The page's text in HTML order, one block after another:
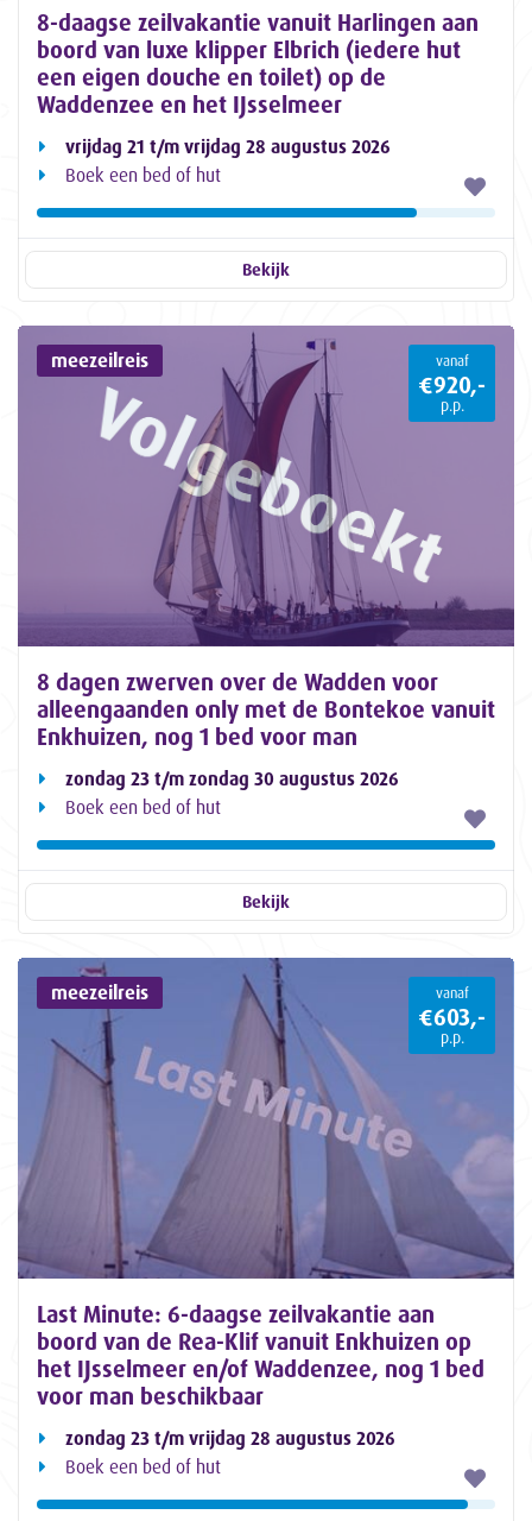
8-daagse zeilvakantie vanuit Harlingen aan
boord van luxe klipper Elbrich (iedere hut
een eigen douche en toilet) op de
Waddenzee en het IJsselmeer
vrijdag 21 t/m vrijdag 28 augustus 2026
Boek een bed of hut
Bekijk
meezeilreis vanaf
€920,-
p.p.
8 dagen zwerven over de Wadden voor
alleengaanden only met de Bontekoe vanuit
Enkhuizen, nog 1 bed voor man
zondag 23 t/m zondag 30 augustus 2026
Boek een bed of hut
Bekijk
meezeilreis vanaf
€603,-
p.p.
Last Minute: 6-daagse zeilvakantie aan
boord van de Rea-Klif vanuit Enkhuizen op
het IJsselmeer en/of Waddenzee, nog 1 bed
voor man beschikbaar
zondag 23 t/m vrijdag 28 augustus 2026
Boek een bed of hut